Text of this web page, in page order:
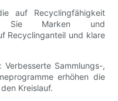
auf Recyclingfähigkeit
Sie Marken und
Recyclinganteil und klare
Sammlungs-,
erhöhen die
Kreislauf.